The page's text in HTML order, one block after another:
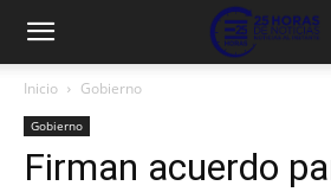
Inicio Gobierno
Gobierno
Firman acuerdo